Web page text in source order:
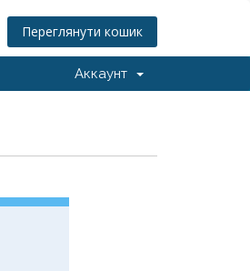
Переглянути кошик
Аккаунт